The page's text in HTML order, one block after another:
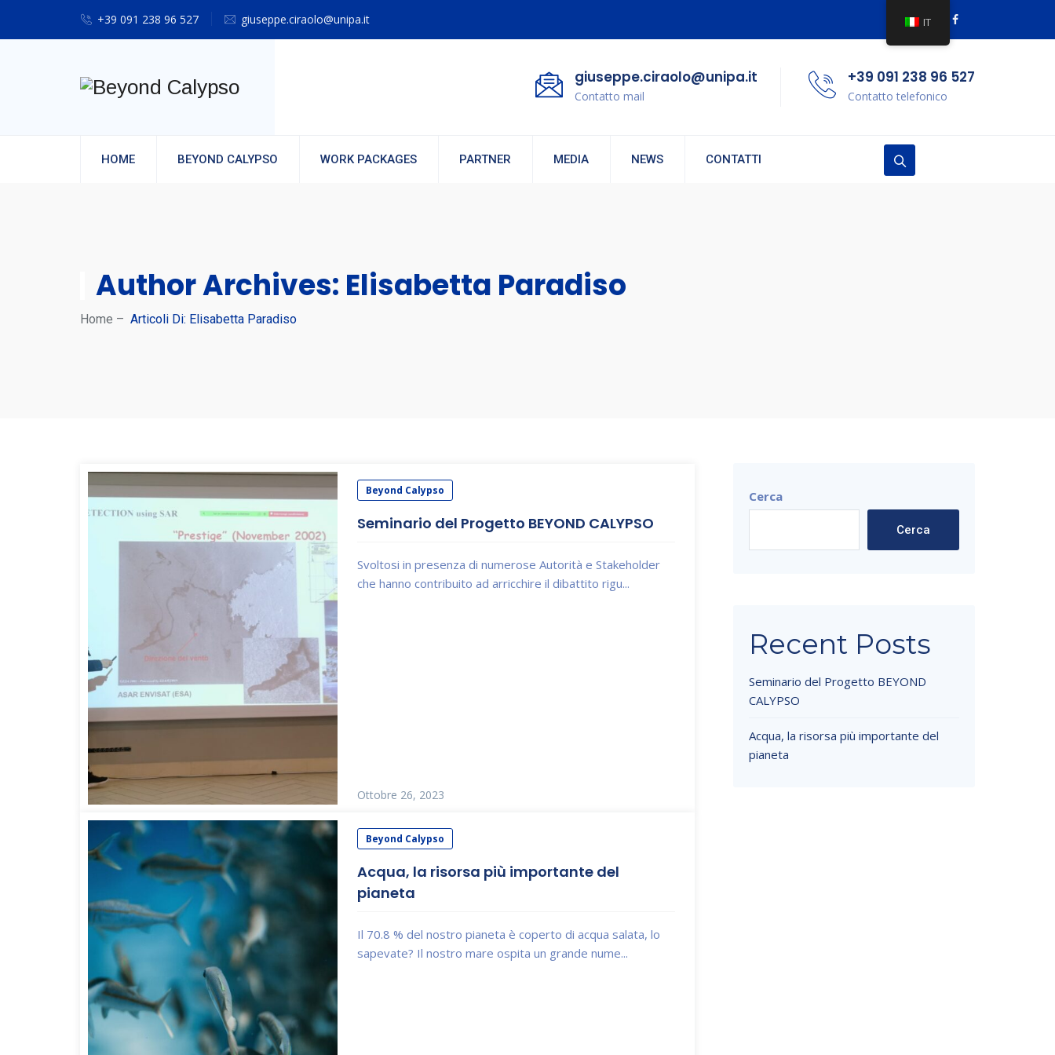
+39 091 238 96 527 giuseppe.ciraolo@unipa.it
giuseppe.ciraolo@unipa.it
Contatto mail
+39 091 238 96 527
Contatto telefonico
HOME BEYOND CALYPSO WORK PACKAGES PARTNER MEDIA NEWS CONTATTI
Author Archives: Elisabetta Paradiso
Home – Articoli Di: Elisabetta Paradiso
Beyond Calypso
Seminario del Progetto BEYOND CALYPSO
Svoltosi in presenza di numerose Autorità e Stakeholder
che hanno contribuito ad arricchire il dibattito rigu...
Ottobre 26, 2023
Beyond Calypso
Acqua, la risorsa più importante del
pianeta
Il 70.8 % del nostro pianeta è coperto di acqua salata, lo
sapevate? Il nostro mare ospita un grande nume...
Cerca
Cerca
Recent Posts
Seminario del Progetto BEYOND
CALYPSO
Acqua, la risorsa più importante del
pianeta
IT